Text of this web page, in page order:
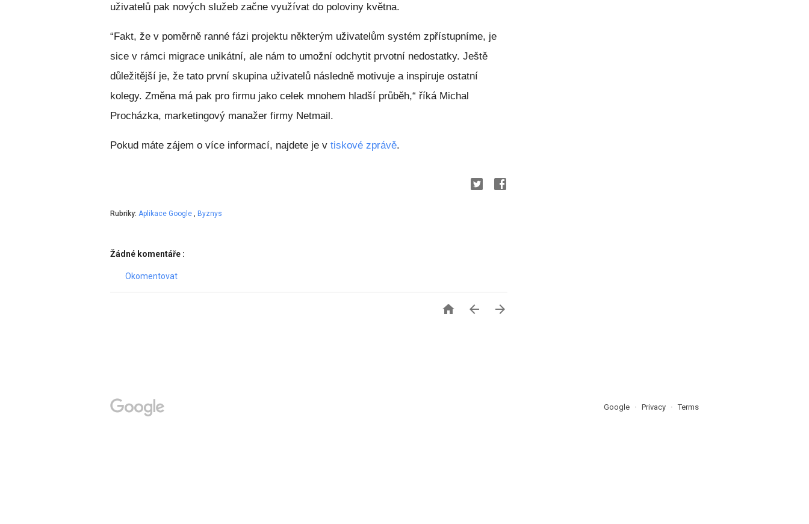
uživatelů pak nových služeb začne využívat do poloviny května.
“Fakt, že v poměrně ranné fázi projektu některým uživatelům systém zpřístupníme, je
sice v rámci migrace unikátní, ale nám to umožní odchytit prvotní nedostatky. Ještě
důležitější je, že tato první skupina uživatelů následně motivuje a inspiruje ostatní
kolegy. Změna má pak pro firmu jako celek mnohem hladší průběh,“ říká Michal
Procházka, marketingový manažer firmy Netmail.
Pokud máte zájem o více informací, najdete je v tiskové zprávě.
Rubriky: Aplikace Google , Byznys
Žádné komentáře :
Okomentovat
  
Google Privacy Terms